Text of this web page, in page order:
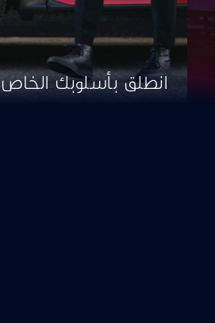
انطلق بأسلوبك الخاص